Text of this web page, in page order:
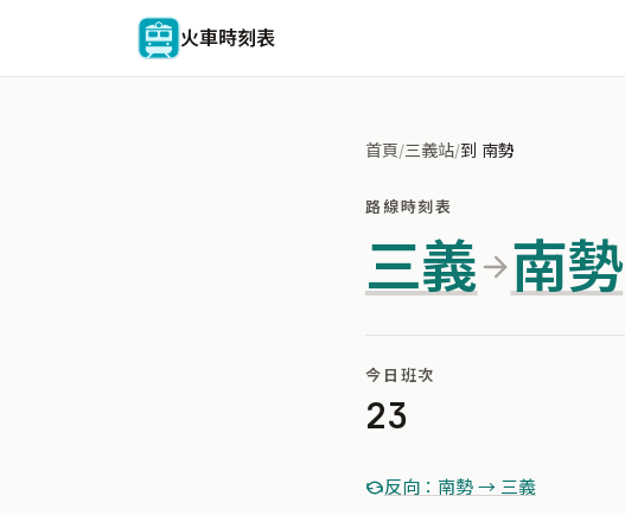
火車時刻表
首頁/三義站/到 南勢
路線時刻表
三義 南勢
今日班次
23
反向：南勢 → 三義